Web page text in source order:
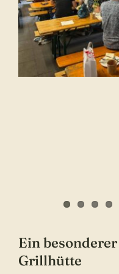
Ein
Grillhütte